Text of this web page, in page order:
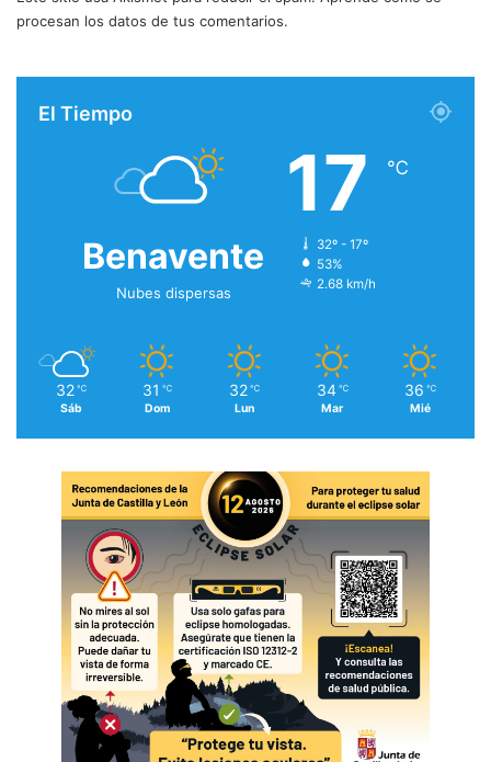
procesan los datos de tus comentarios.
El Tiempo
Benavente
Nubes dispersas
17 ℃
32º - 17º
53%
2.68 km/h
32 ℃
Sáb
31 ℃
Dom
32 ℃
Lun
34 ℃
Mar
36 ℃
Mié